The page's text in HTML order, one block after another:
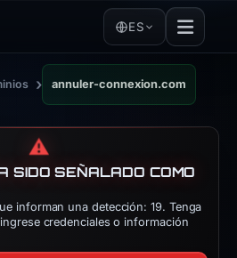
ES
› annuler-connexion.com
⚠️
SIDO SEÑALADO COMO
informan una detección: 19. Tenga
credenciales o información